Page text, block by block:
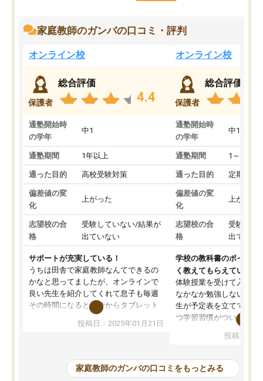
家庭教師のガンバの口コミ・評判
オンライン校
保護者
総合評価
4.4
通塾開始時
の学年
中1
通塾期間 1年以上
通った目的 高校受験対策
偏差値の変
化
上がった
志望校の合
格
受験していない/結果が
出ていない
サポートが充実している！
うちは田舎で家庭教師なんてできるの
かなと思ってましたが、オンラインで
良い先生を紹介してくれて息子も毎週
その時間になると自分からタブレット
を開いてzoomを繋げるようになりまし
た！5科目なんでもOKなのもとても気
めて1年ほどだった今では平均点以上の
科目が増えてきました！あと1年受験ま
投稿日：2025年01月21日
オンライン校
保護者
総合評価
通塾開始時
の学年
中1
通塾期間 1～3ヵ月
通った目的 定期テス
偏差値の変
化
上がった
志望校の合
格
受験して
出ていな
学校の教科書のポイント
く教えてもらえている
体験授業を受けて入塾し
なかなか勉強しない息子
生が予定表を立ててくれ
つ学習習慣がついてきま
指導が無い日も予定表
問できるのでとても助か
投稿日：
家庭教師のガンバの口コミをもっとみる